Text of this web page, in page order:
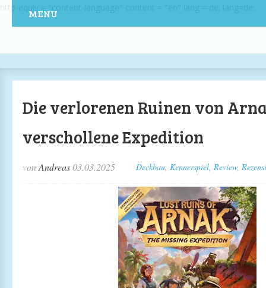
MENU
Die verlorenen Ruinen von
verschollene Expedition
vonAndreas 03.03.2025 Deckbau, Kennerspiel, Review,